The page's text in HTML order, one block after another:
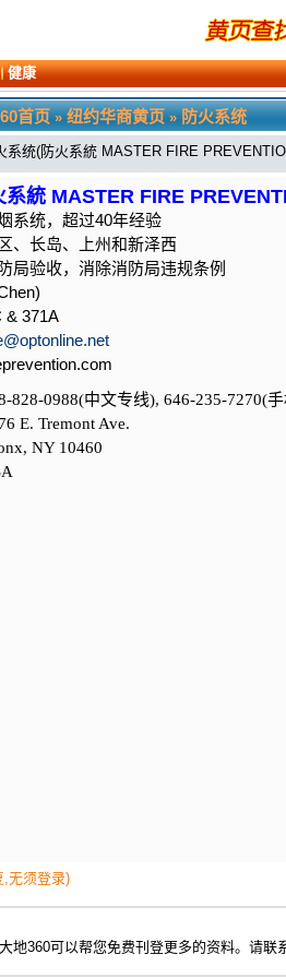
健康
首页»纽约华商黄页»防火系统
系统(防火系統 MASTER FIRE
系統 MASTER FIRE
系统，超过40年经验
、长岛、上州和新泽西
局验收，消除消防局违规条例
& 371A
828-0988(中文专线), 646-235-7270(
E. Tremont Ave.
NY 10460
,无须登录)
地360可以帮您免费刊登更多的资料。请联